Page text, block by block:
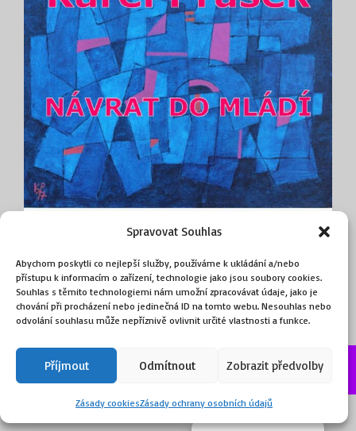
Spravovat Souhlas
Abychom poskytli co nejlepší služby, používáme k ukládání a/nebo
přístupu k informacím o zařízení, technologie jako jsou soubory cookies.
Souhlas s těmito technologiemi nám umožní zpracovávat údaje, jako je
chování při procházení nebo jedinečná ID na tomto webu. Nesouhlas nebo
odvolání souhlasu může nepříznivě ovlivnit určité vlastnosti a funkce.
Příjmout Odmítnout Zobrazit předvolby
Zásady cookiesZásady ochrany osobních údajů
©2026, obchod.ART